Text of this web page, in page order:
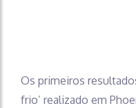
Os primeiros
frio’ realizado em